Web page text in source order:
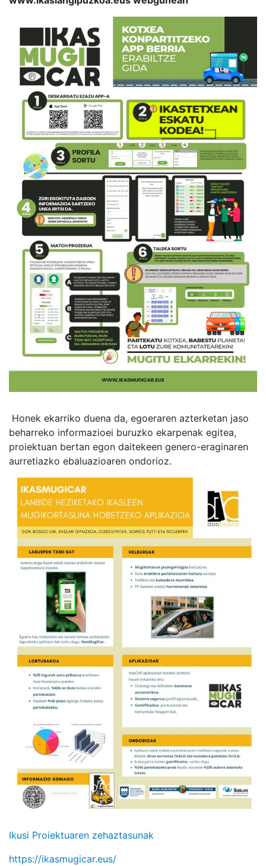
Honek ekarriko duena da, egoeraren azterketan jaso
beharreko informazioei buruzko ekarpenak egitea,
proiektuan bertan egon daitekeen genero-eraginaren
aurretiazko ebaluazioaren ondorioz.
Ikusi Proiektuaren zehaztasunak
https://ikasmugicar.eus/